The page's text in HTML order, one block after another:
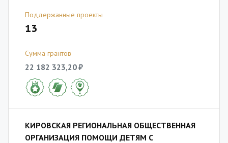
Поддержанные проекты
13
Сумма грантов
22 182 323,20 ₽
КИРОВСКАЯ РЕГИОНАЛЬНАЯ ОБЩЕСТВЕННАЯ
ОРГАНИЗАЦИЯ ПОМОЩИ ДЕТЯМ С